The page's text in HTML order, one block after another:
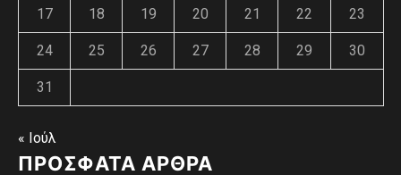
17 18 19 20 21 22 23
24 25 26 27 28 29 30
31
« Ιούλ
ΠΡΌΣΦΑΤΑ ΆΡΘΡΑ